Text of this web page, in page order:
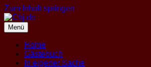
Zum Inhalt springen
Menü
Home
Gästebuch
In eigener Sache